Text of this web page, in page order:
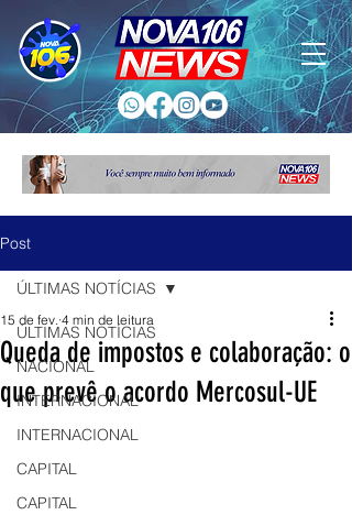
Post
ÚLTIMAS NOTÍCIAS
NACIONAL
INTERNACIONAL
INTERNACIONAL
CAPITAL
CAPITAL
ÚLTIMAS NOTÍCIAS
Queda de impostos e colaboração: o
que prevê o acordo Mercosul-UE
15 de fev. 4 min de leitura